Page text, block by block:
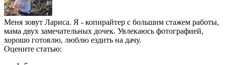
Меня зовут Лариса. Я - копирайтер с большим стажем работы,
мама двух замечательных дочек. Увлекаюсь фотографией,
хорошо готовлю, люблю ездить на дачу.
Оцените статью: